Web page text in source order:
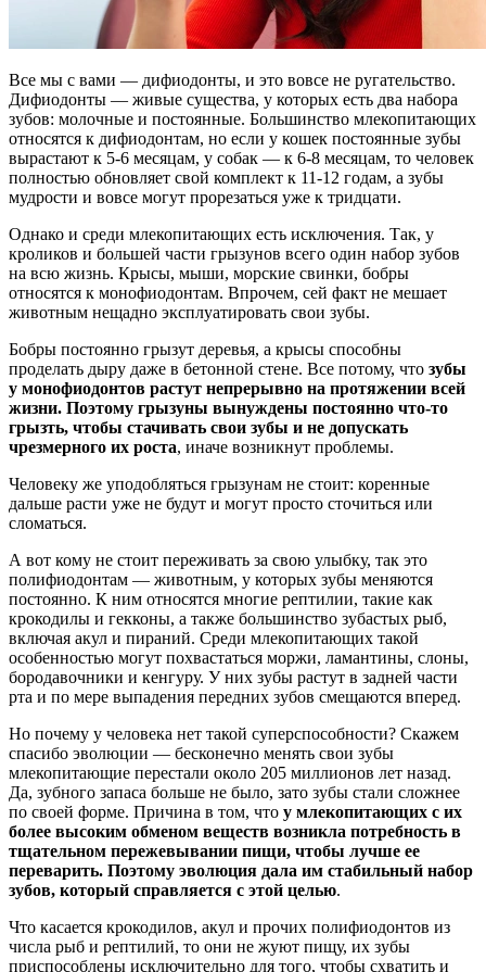
Все мы с вами — дифиодонты, и это вовсе не ругательство.
Дифиодонты — живые существа, у которых есть два набора
зубов: молочные и постоянные. Большинство млекопитающих
относятся к дифиодонтам, но если у кошек постоянные зубы
вырастают к 5-6 месяцам, у собак — к 6-8 месяцам, то человек
полностью обновляет свой комплект к 11-12 годам, а зубы
мудрости и вовсе могут прорезаться уже к тридцати.
Однако и среди млекопитающих есть исключения. Так, у
кроликов и большей части грызунов всего один набор зубов
на всю жизнь. Крысы, мыши, морские свинки, бобры
относятся к монофиодонтам. Впрочем, сей факт не мешает
животным нещадно эксплуатировать свои зубы.
Бобры постоянно грызут деревья, а крысы способны
проделать дыру даже в бетонной стене. Все потому, что зубы
у монофиодонтов растут непрерывно на протяжении всей
жизни. Поэтому грызуны вынуждены постоянно что-то
грызть, чтобы стачивать свои зубы и не допускать
чрезмерного их роста, иначе возникнут проблемы.
Человеку же уподобляться грызунам не стоит: коренные
дальше расти уже не будут и могут просто сточиться или
сломаться.
А вот кому не стоит переживать за свою улыбку, так это
полифиодонтам — животным, у которых зубы меняются
постоянно. К ним относятся многие рептилии, такие как
крокодилы и гекконы, а также большинство зубастых рыб,
включая акул и пираний. Среди млекопитающих такой
особенностью могут похвастаться моржи, ламантины, слоны,
бородавочники и кенгуру. У них зубы растут в задней части
рта и по мере выпадения передних зубов смещаются вперед.
Но почему у человека нет такой суперспособности? Скажем
спасибо эволюции — бесконечно менять свои зубы
млекопитающие перестали около 205 миллионов лет назад.
Да, зубного запаса больше не было, зато зубы стали сложнее
по своей форме. Причина в том, что у млекопитающих с их
более высоким обменом веществ возникла потребность в
тщательном пережевывании пищи, чтобы лучше ее
переварить. Поэтому эволюция дала им стабильный набор
зубов, который справляется с этой целью.
Что касается крокодилов, акул и прочих полифиодонтов из
числа рыб и рептилий, то они не жуют пищу, их зубы
приспособлены исключительно для того, чтобы схватить и